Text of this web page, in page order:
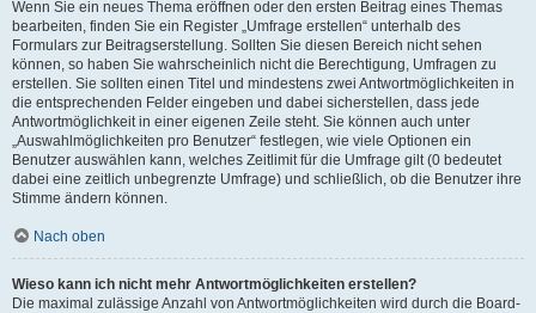
Wenn Sie ein neues Thema eröffnen oder den ersten Beitrag eines Themas
bearbeiten, finden Sie ein Register „Umfrage erstellen“ unterhalb des
Formulars zur Beitragserstellung. Sollten Sie diesen Bereich nicht sehen
können, so haben Sie wahrscheinlich nicht die Berechtigung, Umfragen zu
erstellen. Sie sollten einen Titel und mindestens zwei Antwortmöglichkeiten in
die entsprechenden Felder eingeben und dabei sicherstellen, dass jede
Antwortmöglichkeit in einer eigenen Zeile steht. Sie können auch unter
„Auswahlmöglichkeiten pro Benutzer“ festlegen, wie viele Optionen ein
Benutzer auswählen kann, welches Zeitlimit für die Umfrage gilt (0 bedeutet
dabei eine zeitlich unbegrenzte Umfrage) und schließlich, ob die Benutzer ihre
Stimme ändern können.
Nach oben
Wieso kann ich nicht mehr Antwortmöglichkeiten erstellen?
Die maximal zulässige Anzahl von Antwortmöglichkeiten wird durch die Board-